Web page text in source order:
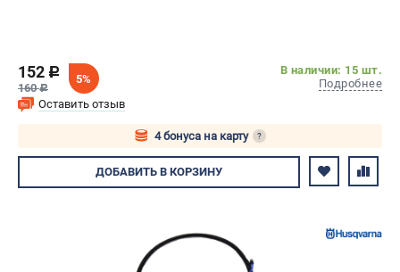
152 c
160c
5%
В наличии: 15 шт.
Подробнее
Оставить отзыв
4 бонуса на карту ?
Авторизуйтесь
ДОБАВИТЬ В КОРЗИНУ